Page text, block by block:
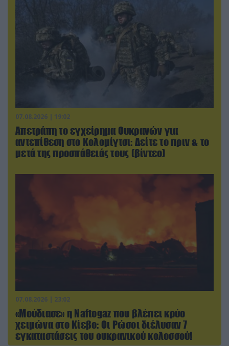
07.08.2026 | 19:02
Απετράπη το εγχείρημα Ουκρανών για
αντεπίθεση στο Κολομίγτσι: Δείτε το πριν & το
μετά της προσπάθειάς τους (βίντεο)
07.08.2026 | 23:02
«Μούδιασε» η Naftogaz που βλέπει κρύο
χειμώνα στο Κίεβο: Οι Ρώσοι διέλυσαν 7
εγκαταστάσεις του ουκρανικού κολοσσού!